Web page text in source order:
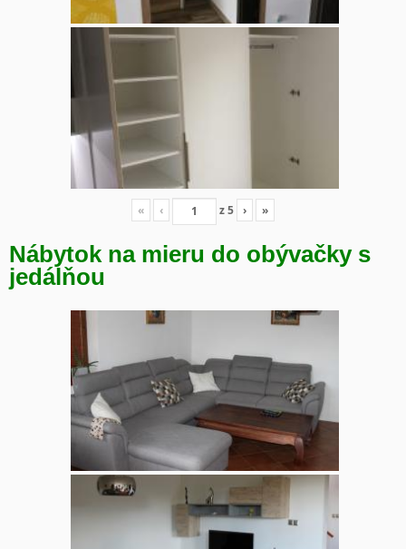
« ‹ z5 › »
Nábytok na mieru do obývačky s
jedálňou